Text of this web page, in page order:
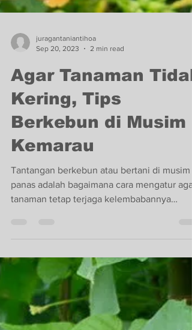
juragantaniantihoa
Sep 20, 2023
2 min read
Agar Tanaman Tidak
Kering, Tips
Berkebun di Musim
Tantangan berkebun atau bertani di musim
tanaman tetap terjaga kelembabannya
sehingga tanaman...